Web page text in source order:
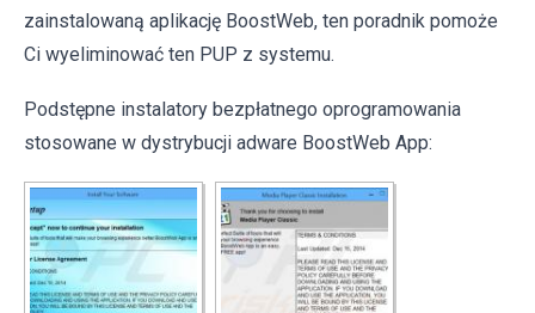
zainstalowaną aplikację BoostWeb, ten poradnik pomoże
Ci wyeliminować ten PUP z systemu.
Podstępne instalatory bezpłatnego oprogramowania
stosowane w dystrybucji adware BoostWeb App: